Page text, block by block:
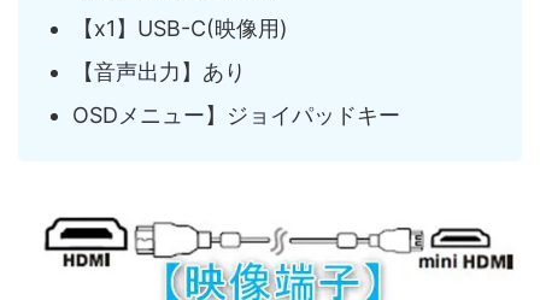
【x1】USB-C(映像用)
【音声出力】あり
OSDメニュー】ジョイパッドキー